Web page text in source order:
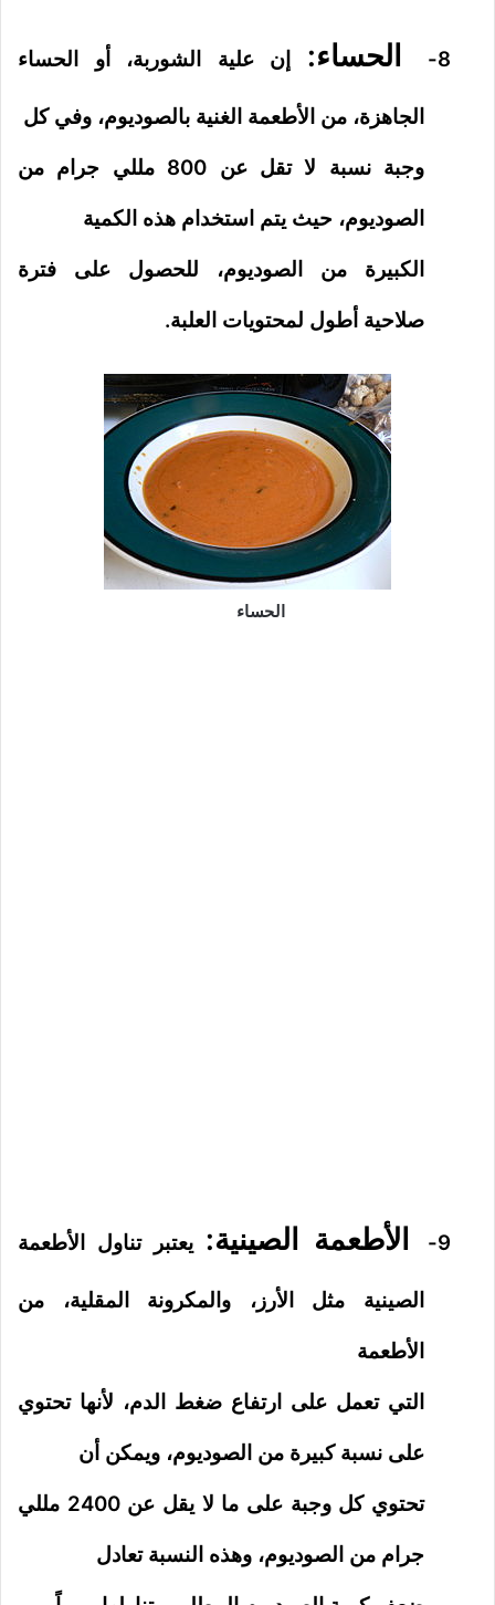
8- الحساء: إن علية الشوربة، أو الحساء
الجاهزة، من الأطعمة الغنية بالصوديوم، وفي كل
وجبة نسبة لا تقل عن 800 مللي جرام من
الصوديوم، حيث يتم استخدام هذه الكمية
الكبيرة من الصوديوم، للحصول على فترة
صلاحية أطول لمحتويات العلبة.
الحساء
9- الأطعمة الصينية: يعتبر تناول الأطعمة
الصينية مثل الأرز، والمكرونة المقلية، من
الأطعمة
التي تعمل على ارتفاع ضغط الدم، لأنها تحتوي
على نسبة كبيرة من الصوديوم، ويمكن أن
تحتوي كل وجبة على ما لا يقل عن 2400 مللي
جرام من الصوديوم، وهذه النسبة تعادل